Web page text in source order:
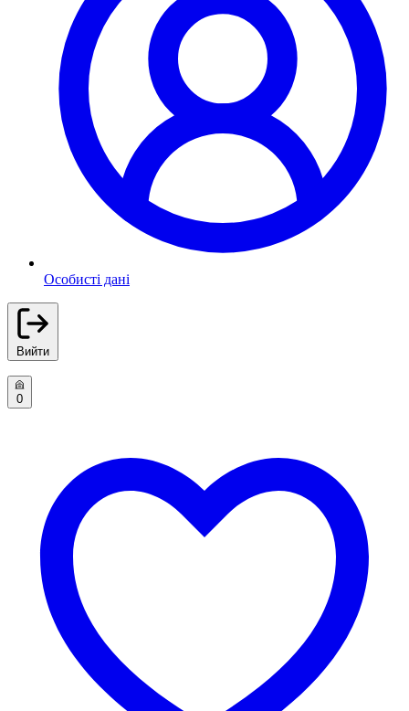
Особисті дані
Вийти
0